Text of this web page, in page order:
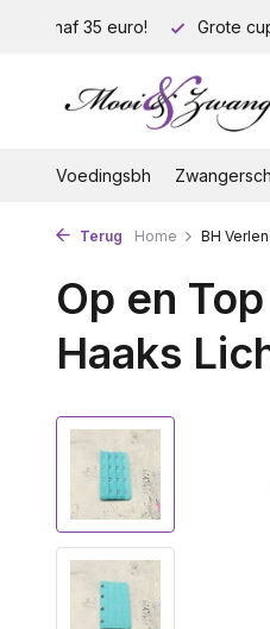
vanaf 35 euro! Grote
Voedingsbh
Terug Home BH
Op en
Haaks